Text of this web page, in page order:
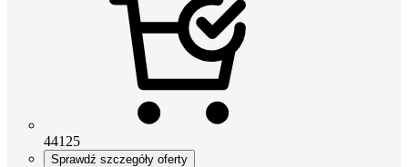
44125
Sprawdź szczegóły oferty